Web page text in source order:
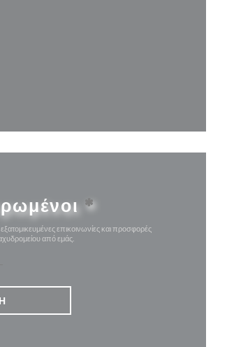
*
επικοινωνίες και προσφορές
από εμάς.